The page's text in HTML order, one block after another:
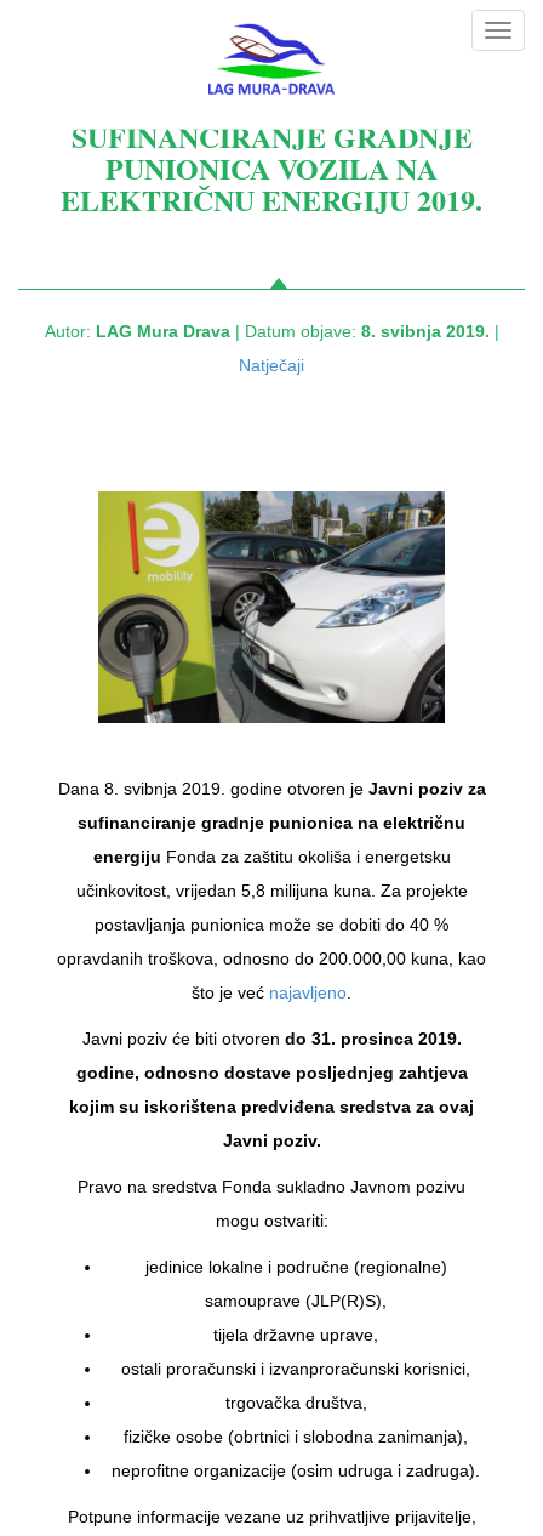
SUFINANCIRANJE GRADNJE
PUNIONICA VOZILA NA
ELEKTRIČNU ENERGIJU 2019.
Autor: LAG Mura Drava| Datum objave: 8. svibnja 2019. |
Natječaji
Dana 8. svibnja 2019. godine otvoren je Javni poziv za
sufinanciranje gradnje punionica na električnu
energiju Fonda za zaštitu okoliša i energetsku
učinkovitost, vrijedan 5,8 milijuna kuna. Za projekte
postavljanja punionica može se dobiti do 40 %
opravdanih troškova, odnosno do 200.000,00 kuna, kao
što je već najavljeno
Javni poziv će biti otvoren do 31. prosinca 2019.
godine, odnosno dostave posljednjeg zahtjeva
kojim su iskorištena predviđena sredstva za ovaj
Javni poziv.
Pravo na sredstva Fonda sukladno Javnom pozivu
mogu ostvariti:
jedinice lokalne i područne (regionalne)
samouprave (JLP(R)S),
tijela državne uprave,
ostali proračunski i izvanproračunski korisnici,
trgovačka društva,
fizičke osobe (obrtnici i slobodna zanimanja),
neprofitne organizacije (osim udruga i zadruga).
Potpune informacije vezane uz prihvatljive prijavitelje,